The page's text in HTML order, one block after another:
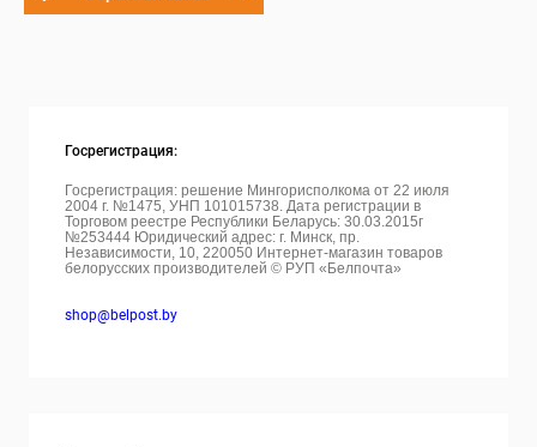
Госрегистрация:
Госрегистрация: решение Мингорисполкома от 22 июля
2004 г. №1475, УНП 101015738. Дата регистрации в
Торговом реестре Республики Беларусь: 30.03.2015г
№253444 Юридический адрес: г. Минск, пр.
Независимости, 10, 220050 Интернет-магазин товаров
белорусских производителей © РУП «Белпочта»
shop@belpost.by